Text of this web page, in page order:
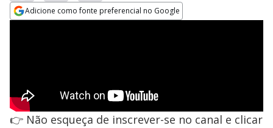
Adicione como fonte preferencial no Google
👉 Não esqueça de inscrever-se no canal e clicar